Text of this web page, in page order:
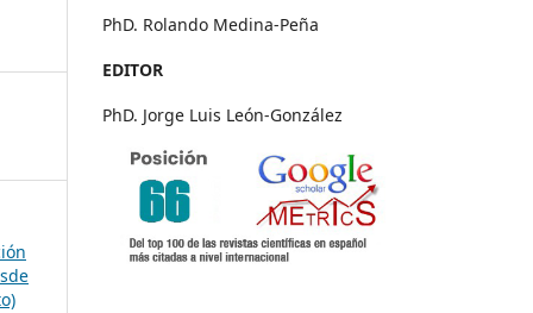
PhD. Rolando Medina-Peña
EDITOR
PhD. Jorge Luis León-González